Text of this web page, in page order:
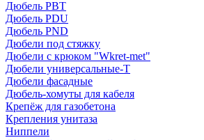
Дюбель PBT
Дюбель PDU
Дюбель PND
Дюбели под стяжку
Дюбели с крюком "Wkret-met"
Дюбели универсальные-Т
Дюбели фасадные
Дюбель-хомуты для кабеля
Крепёж для газобетона
Крепления унитаза
Ниппели